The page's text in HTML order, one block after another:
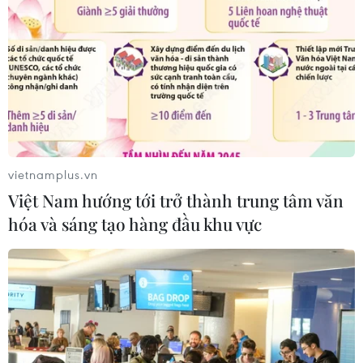
TIN CÙNG CHUYÊN MỤC
Nghị quyết số 80-NQ/TW: Hải Phòng
- bản sắc cửa biển và chiều sâu văn
hóa
07/08/2026 03:08
vietnamplus.vn
Việt Nam hướng tới trở thành trung tâm văn
hóa và sáng tạo hàng đầu khu vực